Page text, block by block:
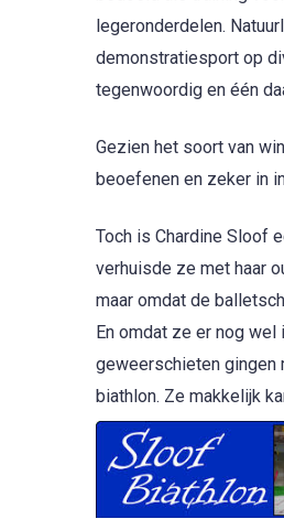
legeronderdelen.
demonstratiesport op
tegenwoordig en één
Gezien het soort van
beoefenen en zeker in
Toch is Chardine Sloof
verhuisde ze met haar
maar omdat de
En omdat ze er nog
geweerschieten gingen
biathlon. Ze makkelijk